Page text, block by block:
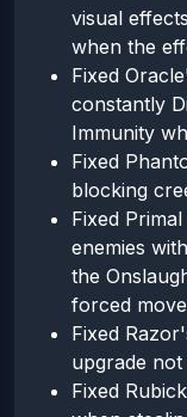
visual
when the
Fixed
constantly
Immunity
Fixed
blocking
Fixed
enemies
the
forced
Fixed
upgrade
Fixed